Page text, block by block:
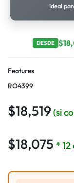
Ideal
DESDE $
Features
RO4399
$18,519(si
$18,075 *